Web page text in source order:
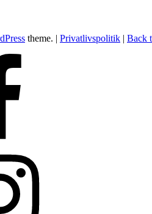
theme. | Privatlivspolitik | Back